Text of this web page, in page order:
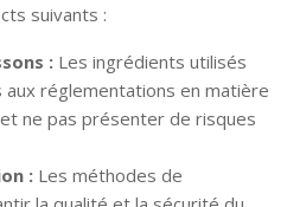
suivants :
: Les ingrédients utilisés
réglementations en matière
ne pas présenter de risques
: Les méthodes de